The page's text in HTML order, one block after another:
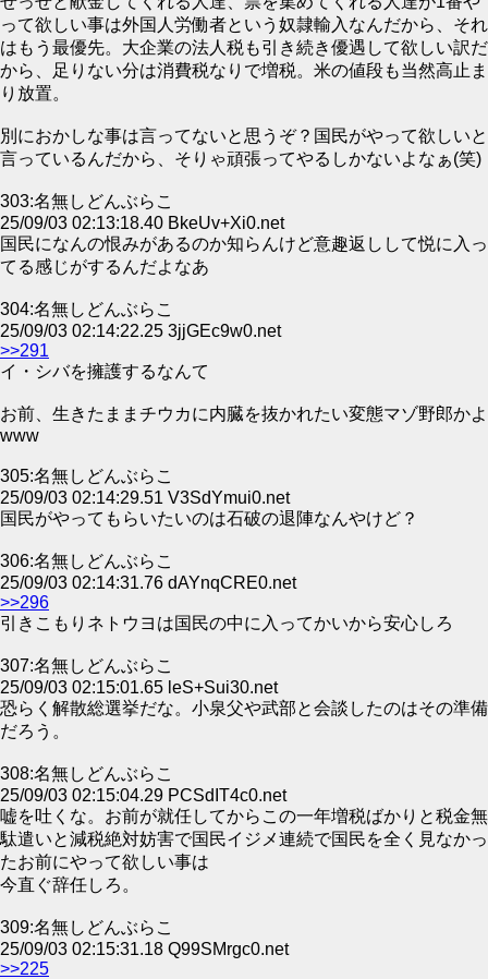
って欲しい事は外国人労働者という奴隷輸入なんだから、それ
はもう最優先。大企業の法人税も引き続き優遇して欲しい訳だ
から、足りない分は消費税なりで増税。米の値段も当然高止ま
り放置。
別におかしな事は言ってないと思うぞ？国民がやって欲しいと
言っているんだから、そりゃ頑張ってやるしかないよなぁ(笑)
303:名無しどんぶらこ
25/09/03 02:13:18.40 BkeUv+Xi0.net
国民になんの恨みがあるのか知らんけど意趣返しして悦に入っ
てる感じがするんだよなあ
304:名無しどんぶらこ
25/09/03 02:14:22.25 3jjGEc9w0.net
>>291
イ・シバを擁護するなんて
お前、生きたままチウカに内臓を抜かれたい変態マゾ野郎かよ
www
305:名無しどんぶらこ
25/09/03 02:14:29.51 V3SdYmui0.net
国民がやってもらいたいのは石破の退陣なんやけど？
306:名無しどんぶらこ
25/09/03 02:14:31.76 dAYnqCRE0.net
>>296
引きこもりネトウヨは国民の中に入ってかいから安心しろ
307:名無しどんぶらこ
25/09/03 02:15:01.65 leS+Sui30.net
恐らく解散総選挙だな。小泉父や武部と会談したのはその準備
だろう。
308:名無しどんぶらこ
25/09/03 02:15:04.29 PCSdIT4c0.net
嘘を吐くな。お前が就任してからこの一年増税ばかりと税金無
駄遣いと減税絶対妨害で国民イジメ連続で国民を全く見なかっ
たお前にやって欲しい事は
今直ぐ辞任しろ。
309:名無しどんぶらこ
25/09/03 02:15:31.18 Q99SMrgc0.net
>>225